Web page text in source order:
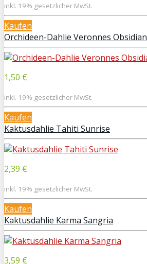
inkl. 19% gesetzlicher MwSt.
Kaufen
Orchideen-Dahlie Veronnes Obsidian
1,50 €
inkl. 19% gesetzlicher MwSt.
Kaufen
Kaktusdahlie Tahiti Sunrise
2,39 €
inkl. 19% gesetzlicher MwSt.
Kaufen
Kaktusdahlie Karma Sangria
3,59 €